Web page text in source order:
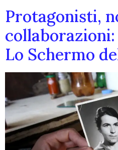
Protagonisti,
collaborazioni:
Lo Schermo